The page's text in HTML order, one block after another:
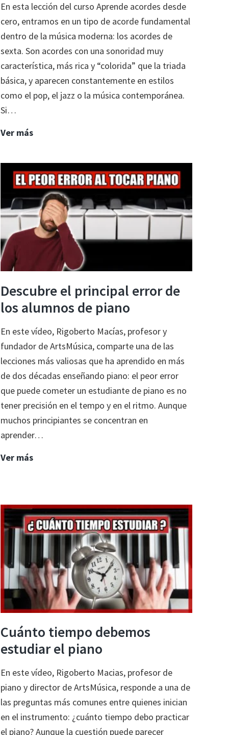
En esta lección del curso Aprende acordes desde
cero, entramos en un tipo de acorde fundamental
dentro de la música moderna: los acordes de
sexta. Son acordes con una sonoridad muy
característica, más rica y “colorida” que la triada
básica, y aparecen constantemente en estilos
como el pop, el jazz o la música contemporánea.
Si…
Ver más9.
acordes
desde
cero:
los
acordes
de
Descubre el principal error de
los alumnos de piano
En este vídeo, Rigoberto Macías, profesor y
fundador de ArtsMúsica, comparte una de las
lecciones más valiosas que ha aprendido en más
de dos décadas enseñando piano: el peor error
que puede cometer un estudiante de piano es no
tener precisión en el tempo y en el ritmo. Aunque
muchos principiantes se concentran en
aprender…
Ver másDescubre
de
los
alumnos
de
piano
Cuánto tiempo debemos
estudiar el piano
En este vídeo, Rigoberto Macias, profesor de
piano y director de ArtsMúsica, responde a una de
las preguntas más comunes entre quienes inician
en el instrumento: ¿cuánto tiempo debo practicar
el piano? Aunque la cuestión puede parecer